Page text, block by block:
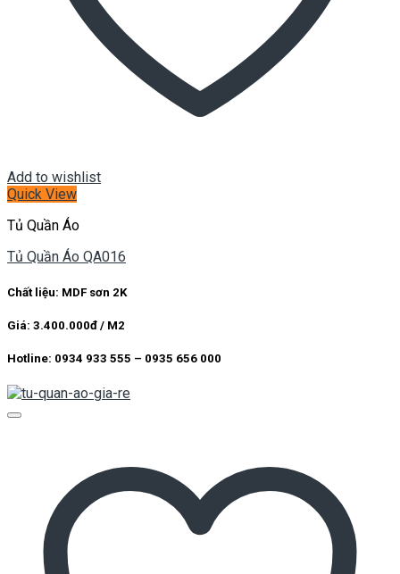
Add to wishlist
Quick View
Tủ Quần Áo
Tủ Quần Áo QA016
Chất liệu: MDF sơn 2K
Giá: 3.400.000đ / M2
Hotline: 0934 933 555 – 0935 656 000